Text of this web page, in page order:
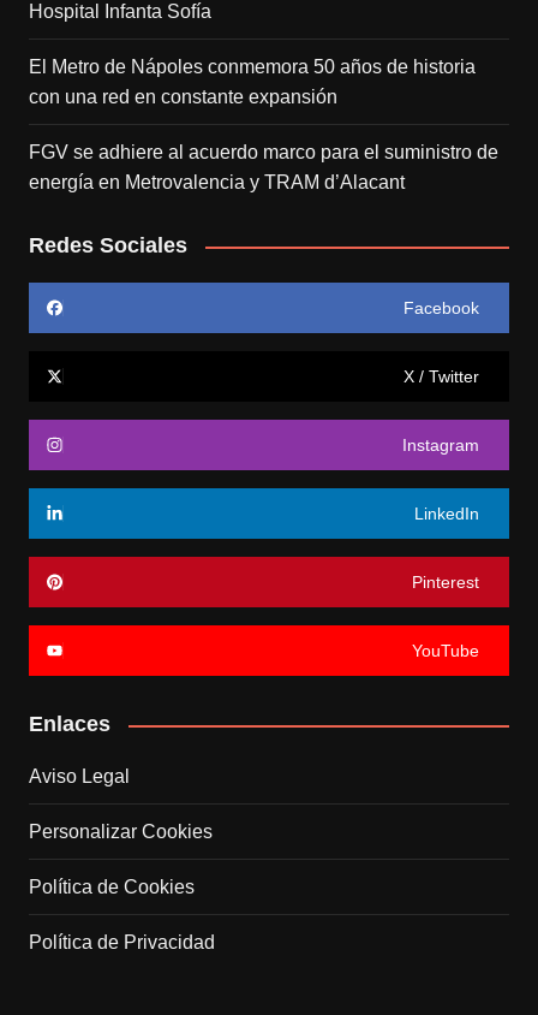
Hospital Infanta Sofía
El Metro de Nápoles conmemora 50 años de historia
con una red en constante expansión
FGV se adhiere al acuerdo marco para el suministro de
energía en Metrovalencia y TRAM d’Alacant
Redes Sociales
Facebook
X / Twitter
Instagram
LinkedIn
Pinterest
YouTube
Enlaces
Aviso Legal
Personalizar Cookies
Política de Cookies
Política de Privacidad